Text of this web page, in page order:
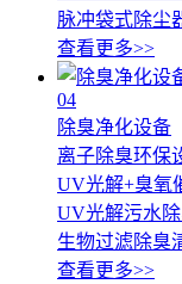
脉冲袋式除尘
查看更多>>
04
除臭净化设备
离子除臭环保
UV光解+臭氧
UV光解污水
生物过滤除臭
查看更多>>